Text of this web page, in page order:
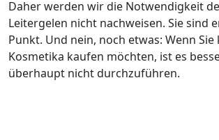
Daher werden wir die Notwendigkeit
Leitergelen nicht nachweisen. Sie sind
Punkt. Und nein, noch etwas: Wenn Sie
Kosmetika kaufen möchten, ist es
überhaupt nicht durchzuführen.